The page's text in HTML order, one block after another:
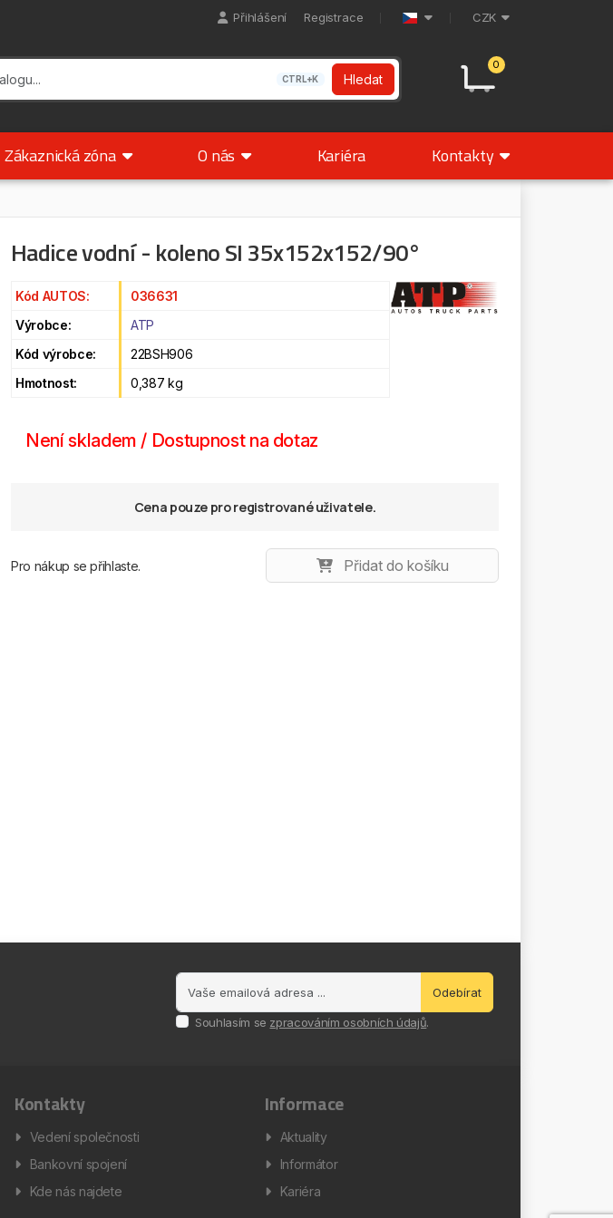
Přihlášení Registrace CZK
0
CTRL+K Hledat
Zákaznická zóna O nás Kariéra Kontakty
Hadice vodní - koleno SI 35x152x152/90°
Kód AUTOS:
036631
Výrobce:
ATP
Kód výrobce:
22BSH906
Hmotnost:
0,387 kg
Není skladem / Dostupnost na dotaz
Cena pouze pro registrované uživatele.
Pro nákup se přihlaste. Přidat do košíku
Odebírat
Souhlasím se zpracováním osobních údajů.
Kontakty
Vedení společnosti
Bankovní spojení
Kde nás najdete
Informace
Aktuality
Informátor
Kariéra